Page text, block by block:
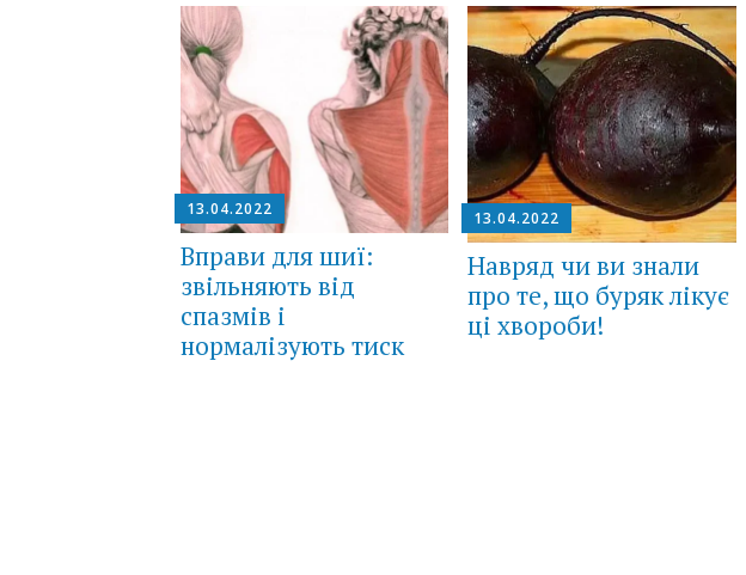
13.04.2022
Вправи для шиї:
звільняють від
спазмів і
нормалізують тиск
13.04.2022
Навряд чи ви знали
про те, що буряк лікує
ці хвороби!